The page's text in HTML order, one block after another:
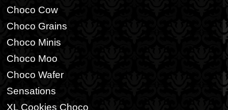
Choco Cow
Choco Grains
Choco Minis
Choco Moo
Choco Wafer
Sensations
XL Cookies Choco